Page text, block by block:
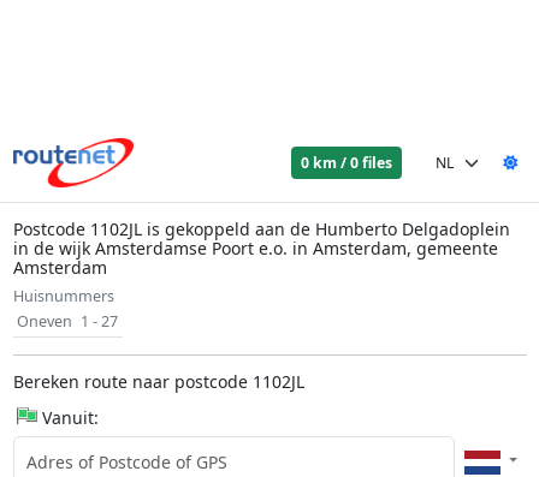
0 km / 0 files
Postcode 1102JL is gekoppeld aan de Humberto Delgadoplein
in de wijk Amsterdamse Poort e.o. in Amsterdam, gemeente
Amsterdam
Huisnummers
Oneven 1 - 27
Bereken route naar postcode 1102JL
Vanuit: